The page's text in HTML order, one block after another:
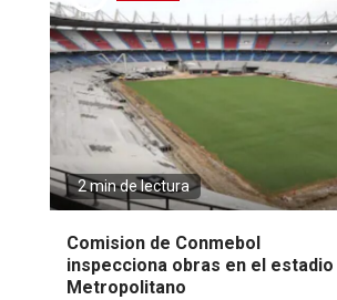
2 min de lectura
Comision de Conmebol
inspecciona obras en el estadio
Metropolitano